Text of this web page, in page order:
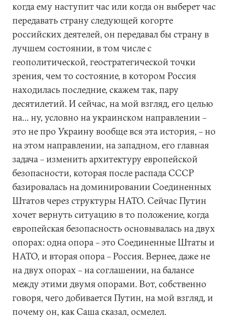
когда ему наступит час или когда он выберет час
передавать страну следующей когорте
российских деятелей, он передавал бы страну в
лучшем состоянии, в том числе с
геополитической, геостратегической точки
зрения, чем то состояние, в котором Россия
находилась последние, скажем так, пару
десятилетий. И сейчас, на мой взгляд, его целью
на… ну, условно на украинском направлении –
это не про Украину вообще вся эта история, – но
на этом направлении, на западном, его главная
задача – изменить архитектуру европейской
безопасности, которая после распада СССР
базировалась на доминировании Соединенных
Штатов через структуры НАТО. Сейчас Путин
хочет вернуть ситуацию в то положение, когда
европейская безопасность основывалась на двух
опорах: одна опора – это Соединенные Штаты и
НАТО, и вторая опора – Россия. Вернее, даже не
на двух опорах – на соглашении, на балансе
между этими двумя опорами. Вот, собственно
говоря, чего добивается Путин, на мой взгляд, и
почему он, как Саша сказал, осмелел.